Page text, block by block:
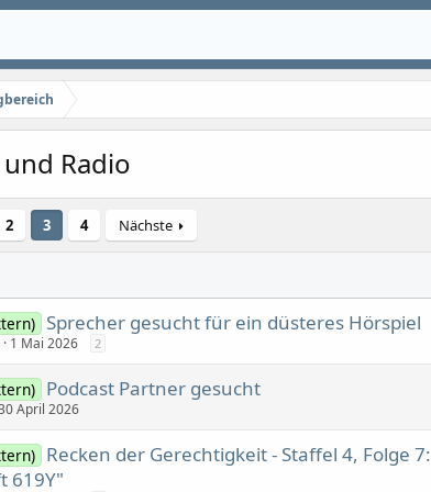
Radio
2 3 4 Nächste
Sprecher gesucht für ein düsteres Hörspiel
1 Mai 2026 2
Podcast Partner gesucht
April 2026
Recken der Gerechtigkeit - Staffel 4, Folge 7:
619Y"